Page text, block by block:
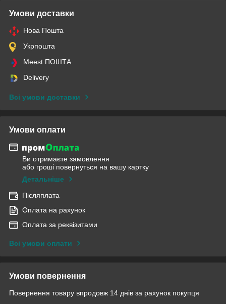
Умови доставки
Нова Пошта
Укрпошта
Meest ПОШТА
Delivery
Всі умови доставки
Умови оплати
Ви отримаєте замовлення
або гроші повернуться на вашу картку
Детальніше
Післяплата
Оплата на рахунок
Оплата за реквізитами
Всі умови оплати
Умови повернення
Повернення товару впродовж 14 днів за рахунок покупця